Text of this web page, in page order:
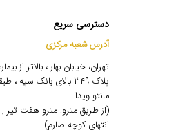
دسترسی سریع
آدرس شعبه مرکزی
تهران، خیابان بهار ، بالاتر از
پلاک ۳۴۹ بالای بانک
مانتو ویدا
(از طریق مترو: مترو هفت
انتهای کوچه صارم)